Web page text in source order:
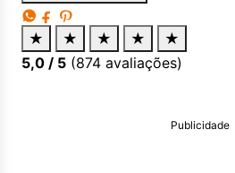
★ ★ ★ ★
★
5,0 / 5 (874 avaliações)
Publicidade